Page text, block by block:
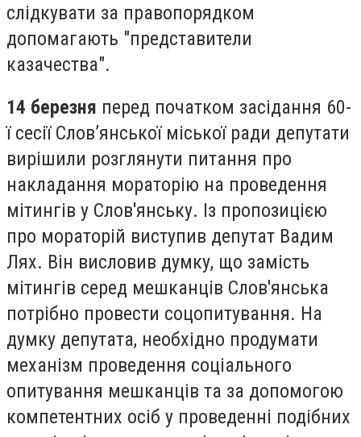
слідкувати за правопорядком
допомагають "представители
казачества".
14 березня перед початком засідання 60-
ї сесії Слов’янської міської ради депутати
вирішили розглянути питання про
накладання мораторію на проведення
мітингів у Слов'янську. Із пропозицією
про мораторій виступив депутат Вадим
Лях. Він висловив думку, що замість
мітингів серед мешканців Слов'янська
потрібно провести соцопитування. На
думку депутата, необхідно продумати
механізм проведення соціального
опитування мешканців та за допомогою
компетентних осіб у проведенні подібних